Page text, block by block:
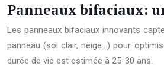
Panneaux bifaciaux:
Les panneaux bifaciaux innovants
panneau (sol clair, neige…) pour
durée de vie est estimée à 25-30 ans.